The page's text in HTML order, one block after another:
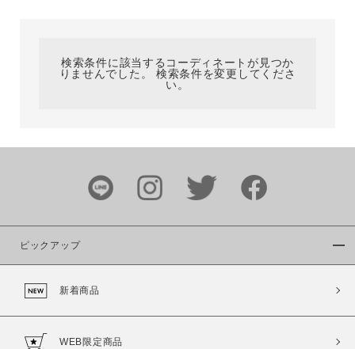
ブランド
カラー
検索条件に該当するコーディネートが見つか
りませんでした。 検索条件を変更してくださ
い。
ピックアップ
新着商品
WEB限定商品